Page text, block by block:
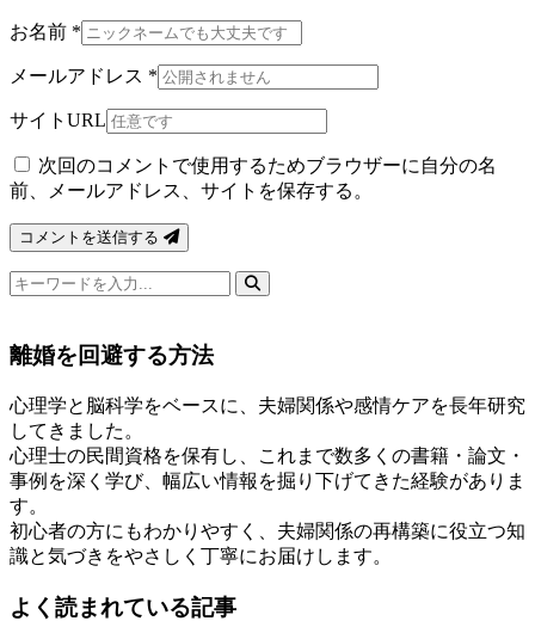
お名前 *
メールアドレス *
サイトURL
次回のコメントで使用するためブラウザーに自分の名
前、メールアドレス、サイトを保存する。
コメントを送信する
検
ー
ー
ド
離婚を回避する方法
心理学と脳科学をベースに、夫婦関係や感情ケアを長年研究
してきました。
心理士の民間資格を保有し、これまで数多くの書籍・論文・
事例を深く学び、幅広い情報を掘り下げてきた経験がありま
す。
初心者の方にもわかりやすく、夫婦関係の再構築に役立つ知
識と気づきをやさしく丁寧にお届けします。
よく読まれている記事